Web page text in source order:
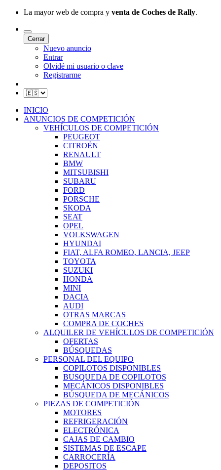
La mayor web de compra y venta de Coches de Rally.
Cerrar
Nuevo anuncio
Entrar
Olvidé mi usuario o clave
Registrarme
INICIO
ANUNCIOS DE COMPETICIÓN
VEHÍCULOS DE COMPETICIÓN
PEUGEOT
CITROËN
RENAULT
BMW
MITSUBISHI
SUBARU
FORD
PORSCHE
SKODA
SEAT
OPEL
VOLKSWAGEN
HYUNDAI
FIAT, ALFA ROMEO, LANCIA, JEEP
TOYOTA
SUZUKI
HONDA
MINI
DACIA
AUDI
OTRAS MARCAS
COMPRA DE COCHES
ALQUILER DE VEHÍCULOS DE COMPETICIÓN
OFERTAS
BÚSQUEDAS
PERSONAL DEL EQUIPO
COPILOTOS DISPONIBLES
BUSQUEDA DE COPILOTOS
MECÁNICOS DISPONIBLES
BÚSQUEDA DE MECÁNICOS
PIEZAS DE COMPETICIÓN
MOTORES
REFRIGERACIÓN
ELECTRÓNICA
CAJAS DE CAMBIO
SISTEMAS DE ESCAPE
CARROCERÍA
DEPOSITOS